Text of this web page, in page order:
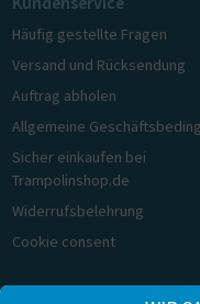
Häufig gestellte Fragen
Versand und Rücksendung
Auftrag abholen
Allgemeine
Sicher einkaufen bei
Trampolinshop.de
Widerrufsbelehrung
Cookie consent
©